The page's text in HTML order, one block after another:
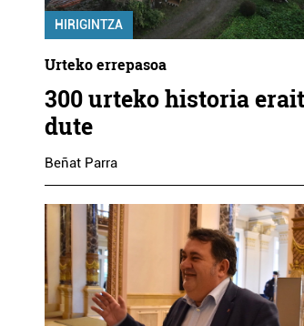
HIRIGINTZA
Urteko errepasoa
300 urteko historia
dute
Beñat Parra